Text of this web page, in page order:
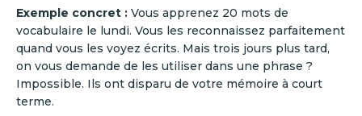
Exemple concret : Vous apprenez 20 mots de
vocabulaire le lundi. Vous les reconnaissez parfaitement
quand vous les voyez écrits. Mais trois jours plus tard,
on vous demande de les utiliser dans une phrase ?
Impossible. Ils ont disparu de votre mémoire à court
terme.